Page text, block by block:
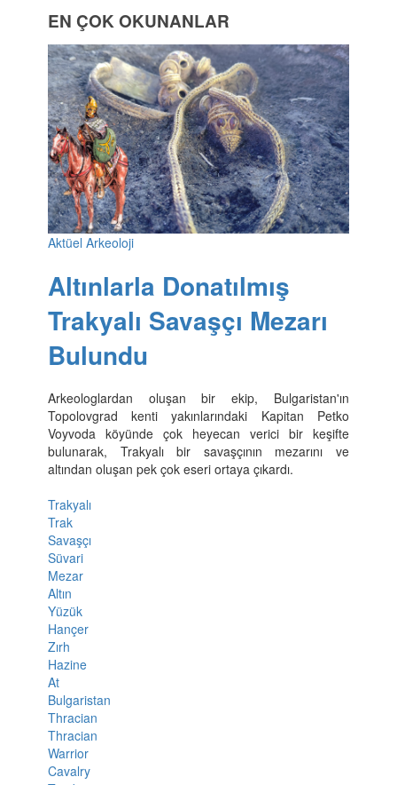
EN ÇOK OKUNANLAR
Aktüel Arkeoloji
Altınlarla Donatılmış
Trakyalı Savaşçı Mezarı
Bulundu
Arkeologlardan oluşan bir ekip, Bulgaristan'ın
Topolovgrad kenti yakınlarındaki Kapitan Petko
Voyvoda köyünde çok heyecan verici bir keşifte
bulunarak, Trakyalı bir savaşçının mezarını ve
altından oluşan pek çok eseri ortaya çıkardı.
Trakyalı
Trak
Savaşçı
Süvari
Mezar
Altın
Yüzük
Hançer
Zırh
Hazine
At
Bulgaristan
Thracian
Thracian
Warrior
Cavalry